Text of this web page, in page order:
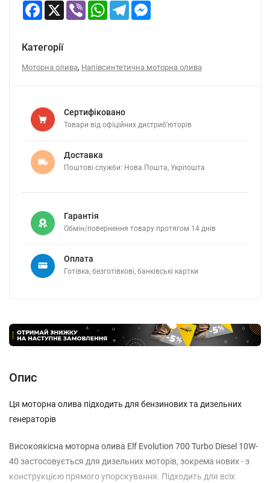
Facebook
X Viber WhatsApp
Telegram
Категорії
Моторна олива, Напівсинтетична моторна олива
Сертифіковано
Товари від офіційних дистриб’юторів
Доставка
Поштові служби: Нова Пошта, Укрпошта
Гарантія
Обмін/повернення товару протягом 14 днів
Оплата
Готівка, безготівкові, банківські картки
Опис
Ця моторна олива підходить для бензинових та дизельних
генераторів
Високоякісна моторна олива Elf Evolution 700 Turbo Diesel 10W-
40 застосовується для дизельних моторів, зокрема нових - з
конструкцією прямого упорскування. Підходить для всіх